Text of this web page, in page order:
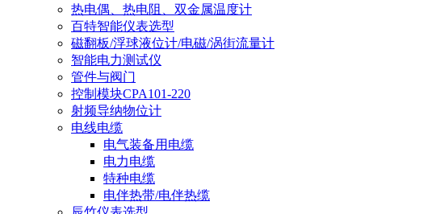
热电偶、热电阻、双金属温度计
百特智能仪表选型
磁翻板/浮球液位计/电磁/涡街流量计
智能电力测试仪
管件与阀门
控制模块CPA101-220
射频导纳物位计
电线电缆
电气装备用电缆
电力电缆
特种电缆
电伴热带/电伴热缆